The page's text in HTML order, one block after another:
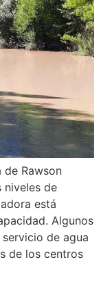
Rawson
niveles de
está
Algunos
de agua
de los centros